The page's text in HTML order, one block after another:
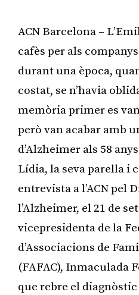
ACN Barcelona –
cafès per als
durant una època,
costat, se n’havia
memòria primer es
però van acabar amb
d’Alzheimer als 58
Lídia, la seva parella i
entrevista a l’ACN pel
l’Alzheimer, el 21 de
vicepresidenta de la
d’Associacions de
(FAFAC), Inmaculada
que rebre el